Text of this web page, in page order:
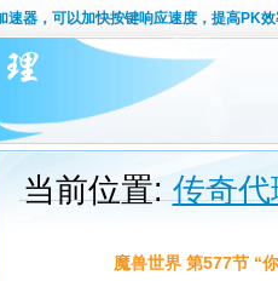
速器，可以加快按键响应速度，提高PK效
当前位置:传奇代
魔兽世界 第577节 “